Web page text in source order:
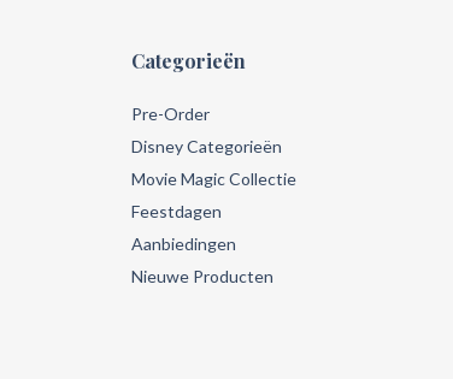
Categorieën
Pre-Order
Disney Categorieën
Movie Magic Collectie
Feestdagen
Aanbiedingen
Nieuwe Producten